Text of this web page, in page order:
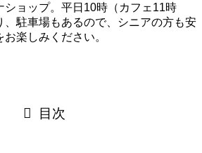
ショップ。平日10時（カフェ11時
、駐車場もあるので、シニアの方も安
楽しみください。
目次